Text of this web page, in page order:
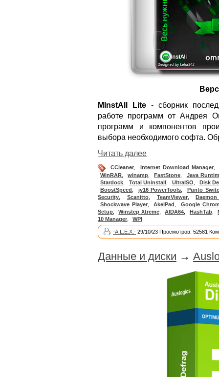
MInstAll Lite- сборник
работе программ от Андрея
программ и компонентов
выбора необходимого софта.
Читать далее
CCleaner Internet Download Manager
WinRAR
winamp FastStone
Java
Stardock
Total Uninstall UltraISO
Disk
BoostSpeed
jv16 PowerTools
Punto
Security
Scanitto, TeamViewer,
Shockwave Player, AkelPad
Google
Setup
Winstep Xtreme, AIDA64 HashTab,
10 Manager
WPI
-A.L.E.X.- 29/10/23 Просмотров: 52581
Данные и диски →